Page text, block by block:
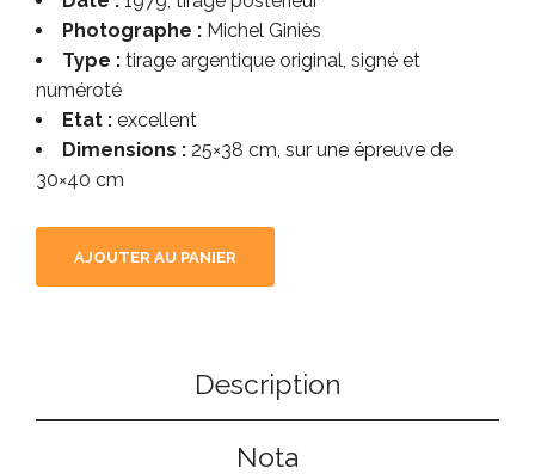
Photographe : Michel Giniès
Type : tirage argentique original, signé et
numéroté
Etat : excellent
Dimensions : 25×38 cm, sur une épreuve de
30×40 cm
AJOUTER AU PANIER
Description
Nota